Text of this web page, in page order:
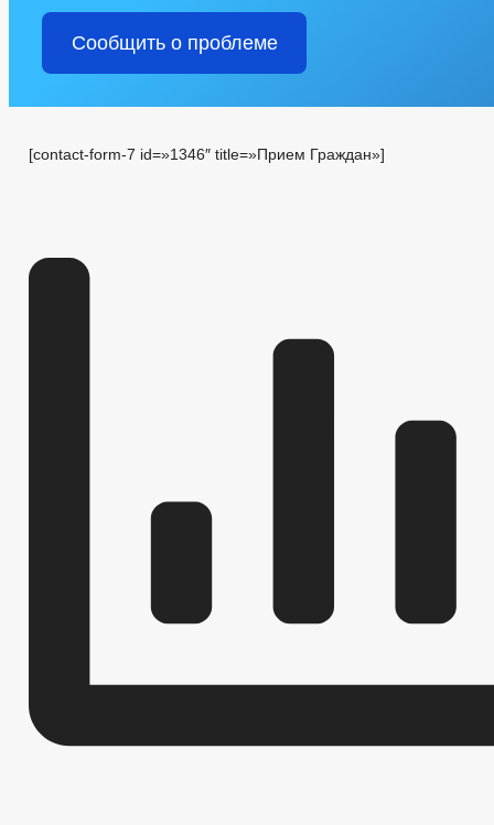
Сообщить о проблеме
[contact-form-7 id=»1346″ title=»Прием Граждан»]